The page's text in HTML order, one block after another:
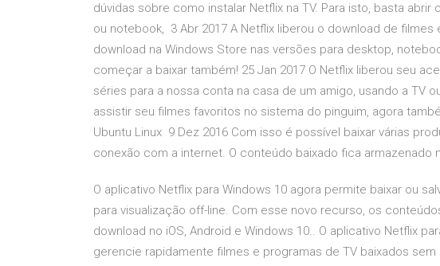
dúvidas sobre como instalar Netflix na TV. Para isto, basta
ou notebook, 3 Abr 2017 A Netflix liberou o download de filmes
download na Windows Store nas versões para desktop,
começar a baixar também! 25 Jan 2017 O Netflix liberou seu
séries para a nossa conta na casa de um amigo, usando a TV
assistir seu filmes favoritos no sistema do pinguim, agora
Ubuntu Linux 9 Dez 2016 Com isso é possível baixar várias
conexão com a internet. O conteúdo baixado fica armazenado
O aplicativo Netflix para Windows 10 agora permite baixar ou
para visualização off-line. Com esse novo recurso, os
download no iOS, Android e Windows 10.. O aplicativo Netflix
gerencie rapidamente filmes e programas de TV baixados